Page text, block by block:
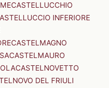
CASTELLUCCHIO
INFERIORE
CASTELMAGNO
CASTELMAURO
CASTELNOVETTO
DEL FRIULI